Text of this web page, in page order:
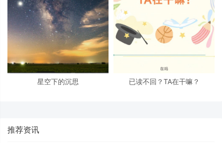
星空下的沉思 已读不回？TA在干嘛？
推荐资讯